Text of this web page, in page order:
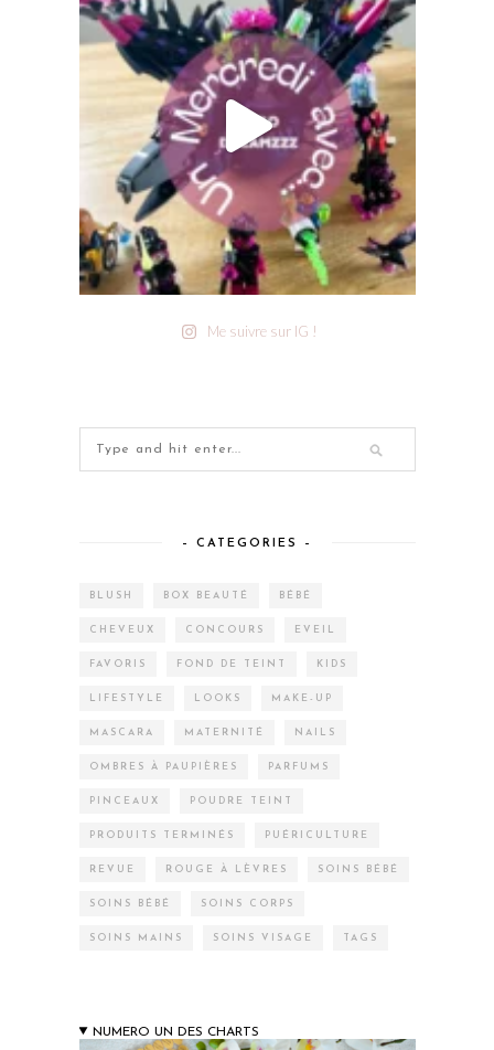
Me suivre sur IG !
– CATEGORIES –
BLUSH BOX BEAUTÉ BÉBÉ
CHEVEUX CONCOURS EVEIL
FAVORIS FOND DE TEINT KIDS
LIFESTYLE LOOKS MAKE-UP
MASCARA MATERNITÉ NAILS
OMBRES À PAUPIÈRES PARFUMS
PINCEAUX POUDRE TEINT
PRODUITS TERMINÉS PUÉRICULTURE
REVUE ROUGE À LÈVRES SOINS BÉBÉ
SOINS BÉBÉ SOINS CORPS
SOINS MAINS SOINS VISAGE TAGS
NUMERO UN DES CHARTS